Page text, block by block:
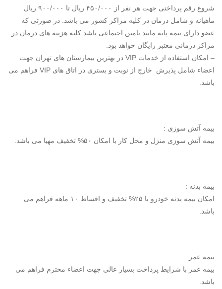
شروع رقم پرداختی جهت هر نفر از ۴۵۰/۰۰۰ ریال تا ۹۰۰/۰۰۰ ریال
ماهیانه و شامل درمان در کلیه مراکز کشور می باشد. در صورتی که
عضو دارای بیمه پایه مانند تامین اجتماعی باشد کلیه هزینه های درمان در
مراکز درمانی معتبر رایگان خواهد بود.
– امکان استفاده از خدمات VIP در بهترین بیمارستان های تهران جهت
اعضاء شامل پذیرش خارج از نوبت و بستری در اتاق های VIP فراهم می
باشد.
بیمه آتش سوزی :
بیمه آتش سوزی منزل و محل کار با امکان ۵۰% تخفیف مهیا می باشد.
بیمه بدنه :
امکان بیمه بدنه خودرو با ۲۵% تخفیف و اقساط ۱۰ ماهه فراهم می
باشد.
بیمه عمر :
بیمه عمر با شرایط پرداخت بسیار عالی جهت اعضاء محترم فراهم می
باشد.